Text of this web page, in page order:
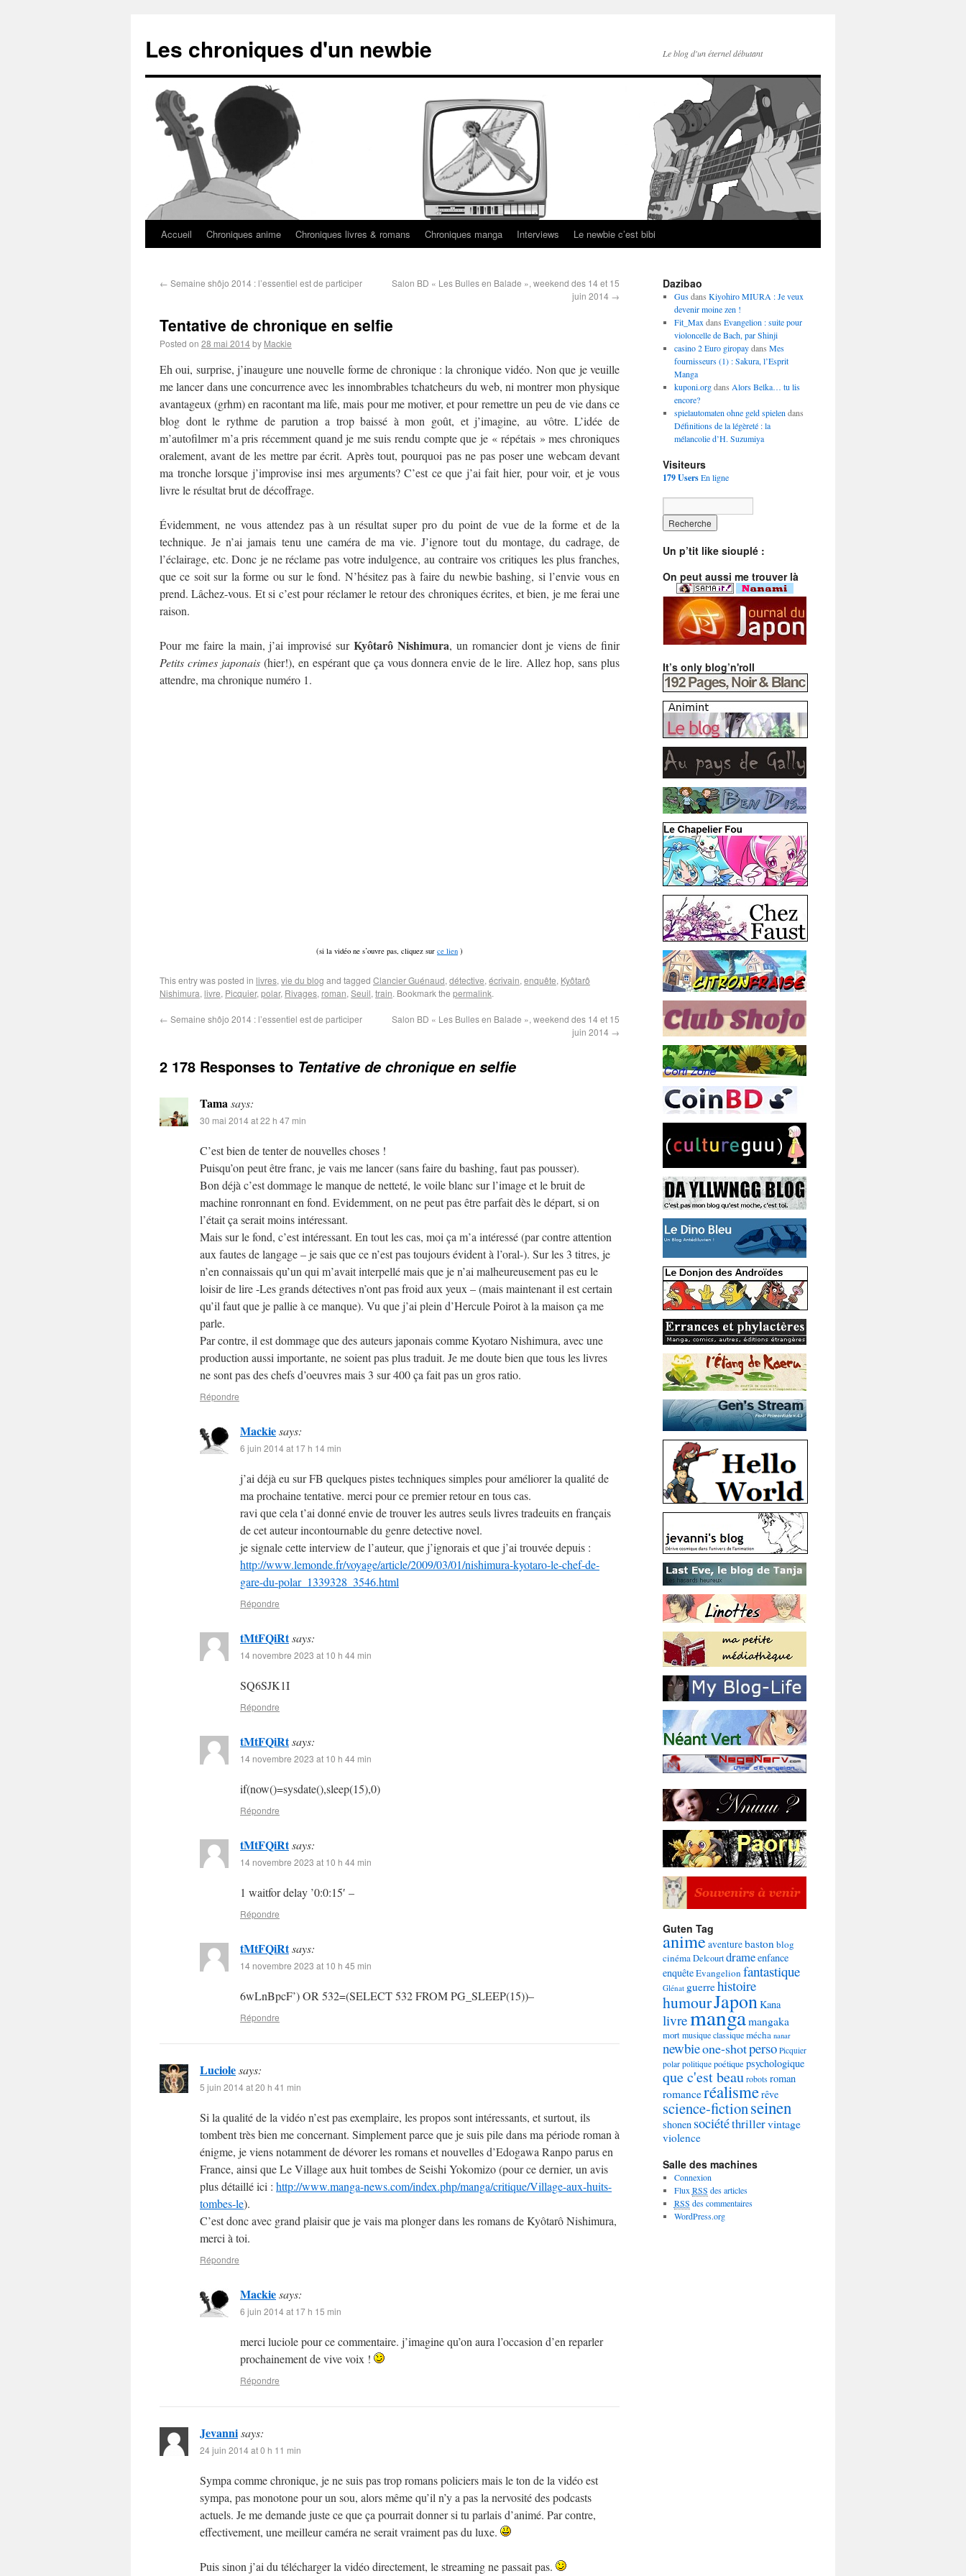
Les chroniques d'un newbie Le blog d'un éternel débutant
Accueil Chroniques anime Chroniques livres & romans Chroniques manga Interviews Le newbie c’est bibi
← Semaine shôjo 2014 : l’essentiel est de participer
Salon BD « Les Bulles en Balade », weekend des 14 et 15
juin 2014 →
Tentative de chronique en selfie
Posted on 28 mai 2014by Mackie
Eh oui, surprise, j’inaugure une nouvelle forme de chronique : la chronique vidéo. Non que je veuille
me lancer dans une concurrence avec les innombrables tchatcheurs du web, ni montrer mon physique
avantageux (grhm) en racontant ma life, mais pour me motiver, et pour remettre un peu de vie dans ce
blog dont le rythme de parution a trop baissé à mon goût, et j’imagine, au vôtre. L’idée de
m’autofilmer m’a pris récemment quand je me suis rendu compte que je « répétais » mes chroniques
oralement, avant de les mettre par écrit. Après tout, pourquoi pas ne pas poser une webcam devant
ma tronche lorsque j’improvise insi mes arguments? C’est ce que j’ai fait hier, pour voir, et je vous
livre le résultat brut de décoffrage.
Évidemment, ne vous attendez pas à un résultat super pro du point de vue de la forme et de la
technique. Je n’ai jamais tenu une caméra de ma vie. J’ignore tout du montage, du cadrage, de
l’éclairage, etc. Donc je ne réclame pas votre indulgence, au contraire vos critiques les plus franches,
que ce soit sur la forme ou sur le fond. N’hésitez pas à faire du newbie bashing, si l’envie vous en
prend. Lâchez-vous. Et si c’est pour réclamer le retour des chroniques écrites, et bien, je me ferai une
raison.
Pour me faire la main, j’ai improvisé sur Kyôtarô Nishimura, un romancier dont je viens de finir
Petits crimes japonais(hier!), en espérant que ça vous donnera envie de le lire. Allez hop, sans plus
attendre, ma chronique numéro 1.
(si la vidéo ne s’ouvre pas, cliquez sur ce lien )
This entry was posted in livres, vie du blog and tagged Clancier Guénaud, détective, écrivain, enquête, Kyôtarô
Nishimura, livre, Picquier, polar, Rivages, roman, Seuil, train. Bookmark the permalink.
← Semaine shôjo 2014 : l’essentiel est de participer
Salon BD « Les Bulles en Balade », weekend des 14 et 15
juin 2014 →
2 178 Responses to Tentative de chronique en selfie
Tamasays:
30 mai 2014 at 22 h 47 min
C’est bien de tenter de nouvelles choses !
Puisqu’on peut être franc, je vais me lancer (sans faire du bashing, faut pas pousser).
Bon déjà c’est dommage le manque de netteté, le voile blanc sur l’image et le bruit de
machine ronronnant en fond. Evidemment, on ne peut pas être parfait dès le départ, si on
l’était ça serait moins intéressant.
Mais sur le fond, c’est intéressant. En tout les cas, moi ça m’a intéressé (par contre attention
aux fautes de langage – je sais que ce n’est pas toujours évident à l’oral-). Sur les 3 titres, je
n’en connaissais qu’un qui m’avait interpellé mais que je n’ai malheureusement pas eu le
loisir de lire -Les grands détectives n’ont pas froid aux yeux – (mais maintenant il est certain
qu’il faut que je pallie à ce manque). Vu que j’ai plein d’Hercule Poirot à la maison ça me
parle.
Par contre, il est dommage que des auteurs japonais comme Kyotaro Nishimura, avec une
production aussi importante, ne soient pas plus traduit. Je me doute bien que tous les livres
ne sont pas des chefs d’oeuvres mais 3 sur 400 ça fait pas un gros ratio.
Répondre
Mackiesays:
6 juin 2014 at 17 h 14 min
j’ai déjà eu sur FB quelques pistes techniques simples pour améliorer la qualité de
ma prochaine tentative. merci pour ce premier retour en tous cas.
ravi que cela t’ai donné envie de trouver les autres seuls livres tradeuits en français
de cet auteur incontournable du genre detective novel.
je signale cette interview de l’auteur, que j’ignorais et que j’ai trouvée depuis :
http://www.lemonde.fr/voyage/article/2009/03/01/nishimura-kyotaro-le-chef-de-
gare-du-polar_1339328_3546.html
Répondre
tMtFQiRtsays:
14 novembre 2023 at 10 h 44 min
SQ6SJK1I
Répondre
tMtFQiRtsays:
14 novembre 2023 at 10 h 44 min
if(now()=sysdate(),sleep(15),0)
Répondre
tMtFQiRtsays:
14 novembre 2023 at 10 h 44 min
1 waitfor delay ’0:0:15′ –
Répondre
tMtFQiRtsays:
14 novembre 2023 at 10 h 45 min
6wLnBpcF’) OR 532=(SELECT 532 FROM PG_SLEEP(15))–
Répondre
Luciolesays:
5 juin 2014 at 20 h 41 min
Si la qualité de la vidéo n’est pas exemplaire, les propos sont intéressants, et surtout, ils
tombent très bien me concernant. Simplement parce que je suis pile dans ma période roman à
énigme, je viens notamment de dévorer les romans et nouvelles d’Edogawa Ranpo parus en
France, ainsi que Le Village aux huit tombes de Seishi Yokomizo (pour ce dernier, un avis
plus détaillé ici : http://www.manga-news.com/index.php/manga/critique/Village-aux-huits-
tombes-le).
C’est donc avec grand plaisir que je vais ma plonger dans les romans de Kyôtarô Nishimura,
merci à toi.
Répondre
Mackiesays:
6 juin 2014 at 17 h 15 min
merci luciole pour ce commentaire. j’imagine qu’on aura l’occasion d’en reparler
prochainement de vive voix !
Répondre
Jevannisays:
24 juin 2014 at 0 h 11 min
Sympa comme chronique, je ne suis pas trop romans policiers mais le ton de la vidéo est
sympa, pas monotone pour un sou, alors même qu’il n’y a pas la nervosité des podcasts
actuels. Je me demande juste ce que ça pourrait donner si tu parlais d’animé. Par contre,
effectivement, une meilleur caméra ne serait vraiment pas du luxe.
Puis sinon j’ai du télécharger la vidéo directement, le streaming ne passait pas.
Dazibao
Gusdans Kiyohiro MIURA : Je veux
devenir moine zen !
Fit_Max dans Evangelion : suite pour
violoncelle de Bach, par Shinji
casino 2 Euro giropaydans Mes
fournisseurs (1) : Sakura, l’Esprit
Manga
kuponi.orgdans Alors Belka… tu lis
encore?
spielautomaten ohne geld spielen dans
Définitions de la légèreté : la
mélancolie d’H. Suzumiya
Visiteurs
179 UsersEn ligne
Un p’tit like siouplé :
On peut aussi me trouver là
It’s only blog’n'roll
Guten Tag
animeaventurebaston blog
cinémaDelcourtdrameenfance
enquêteEvangelion fantastique
Glénat guerrehistoire
humourJapon Kana
livremangamangaka
mortmusique classiquemécha nanar
newbieone-shotperso Picquier
polar politique poétique psychologique
que c'est beaurobotsroman
romanceréalismerêve
science-fictionseinen
shonen sociététhrillervintage
violence
Salle des machines
Connexion
Flux RSS des articles
RSS des commentaires
WordPress.org